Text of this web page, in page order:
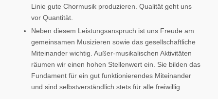
Linie gute Chormusik produzieren. Qualität geht uns
vor Quantität.
Neben diesem Leistungsanspruch ist uns Freude am
gemeinsamen Musizieren sowie das gesellschaftliche
Miteinander wichtig. Außer-musikalischen Aktivitäten
räumen wir einen hohen Stellenwert ein. Sie bilden das
Fundament für ein gut funktionierendes Miteinander
und sind selbstverständlich stets für alle freiwillig.